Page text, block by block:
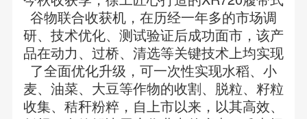
谷物联合收获机，在历经一年多的市场调
研、技术优化、测试验证后成功面市，该产
品在动力、过桥、清选等关键技术上均实现
了全面优化升级，可一次性实现水稻、小
麦、油菜、大豆等作物的收割、脱粒、籽粒
收集、秸秆粉粹，自上市以来，以其高效、